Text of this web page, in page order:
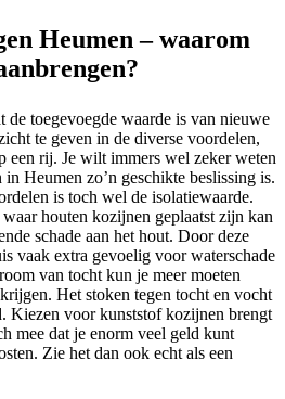
Heumen – waarom
de toegevoegde waarde is van nieuwe
te geven in de diverse voordelen,
een rij. Je wilt immers wel zeker weten
Heumen zo’n geschikte beslissing is.
is toch wel de isolatiewaarde.
houten kozijnen geplaatst zijn kan
schade aan het hout. Door deze
vaak extra gevoelig voor waterschade
van tocht kun je meer moeten
Het stoken tegen tocht en vocht
Kiezen voor kunststof kozijnen brengt
mee dat je enorm veel geld kunt
Zie het dan ook echt als een